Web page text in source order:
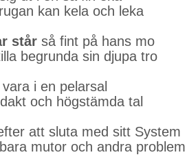
kan kela och leka
står så fint på hans mo
begrunda sin djupa tro
i en pelarsal
och högstämda tal
att sluta med sitt System
mutor och andra problem